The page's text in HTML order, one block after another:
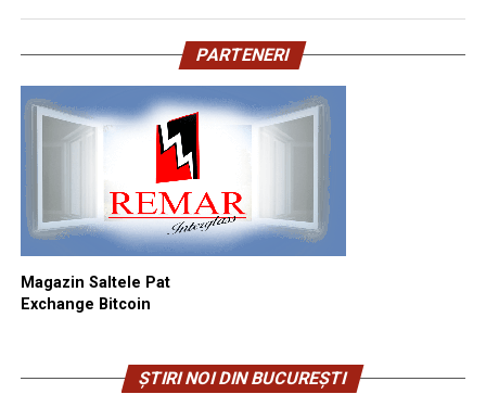
PARTENERI
Magazin Saltele Pat
Exchange Bitcoin
ȘTIRI NOI DIN BUCUREȘTI